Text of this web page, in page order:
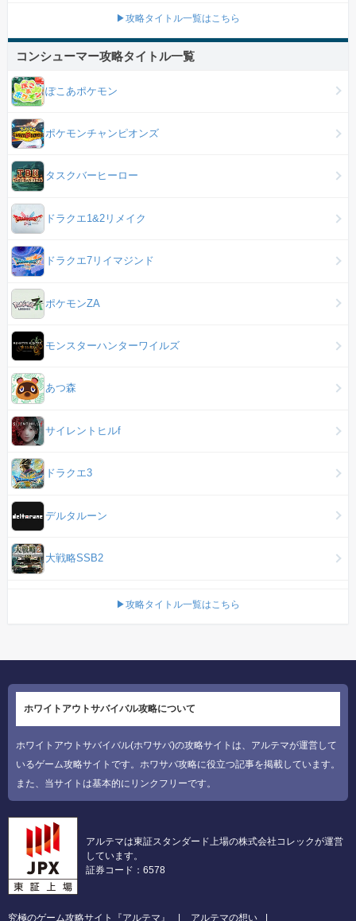
▶攻略タイトル一覧はこちら
コンシューマー攻略タイトル一覧
ぽこあポケモン
ポケモンチャンピオンズ
タスクバーヒーロー
ドラクエ1&2リメイク
ドラクエ7リイマジンド
ポケモンZA
モンスターハンターワイルズ
あつ森
サイレントヒルf
ドラクエ3
デルタルーン
大戦略SSB2
▶攻略タイトル一覧はこちら
ホワイトアウトサバイバル攻略について
ホワイトアウトサバイバル(ホワサバ)の攻略サイトは、アルテマが運営して
いるゲーム攻略サイトです。ホワサバ攻略に役立つ記事を掲載しています。
また、当サイトは基本的にリンクフリーです。
アルテマは東証スタンダード上場の株式会社コレックが運営
しています。
証券コード：6578
究極のゲーム攻略サイト『アルテマ』 アルテマの想い